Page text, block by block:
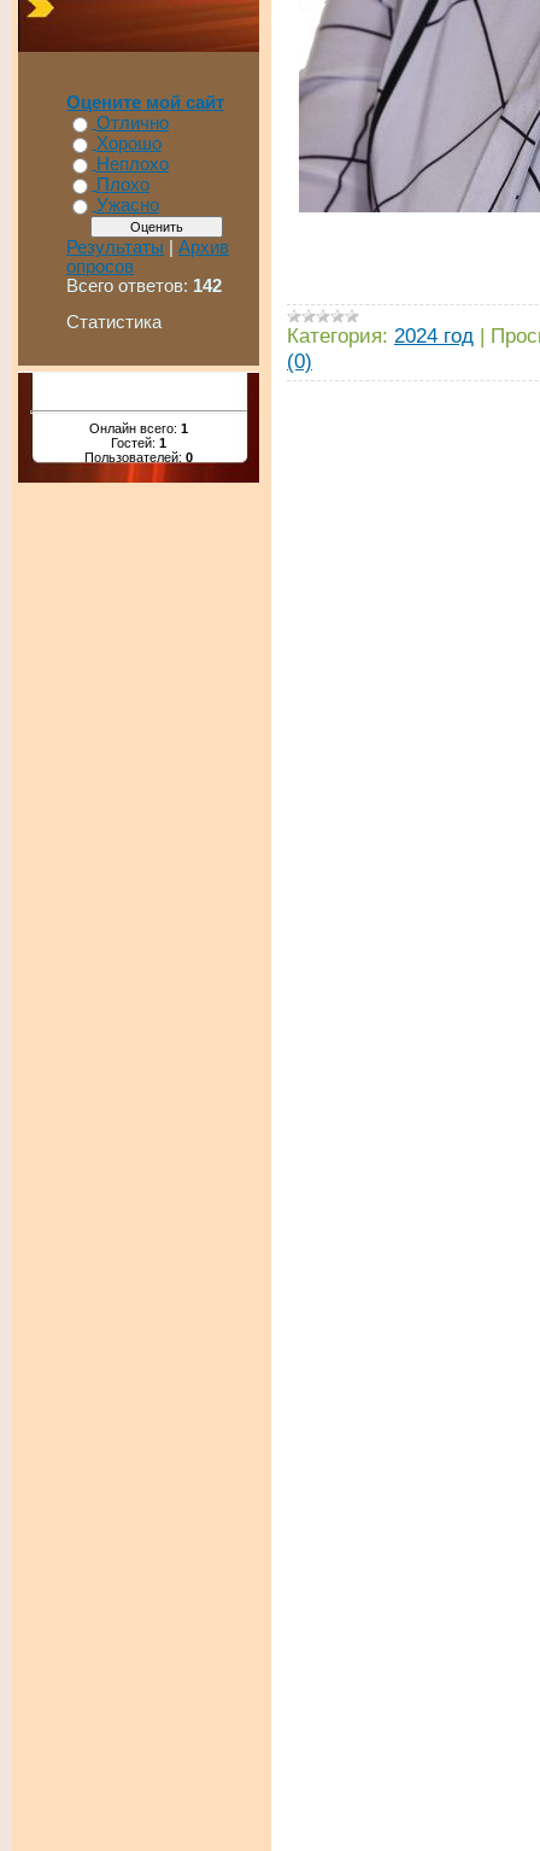
Оцените мой сайт
Отлично
Хорошо
Неплохо
Плохо
Ужасно
Результаты | Архив
опросов
Всего ответов: 142
Статистика
Онлайн всего: 1
Гостей: 1
Пользователей: 0
Категория: 2024 год |
(0)